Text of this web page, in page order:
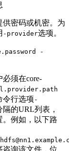
密码或机密。为
-provider选项。
-
须在core-
令行选项 -
的URL列表，
。例如，以下路